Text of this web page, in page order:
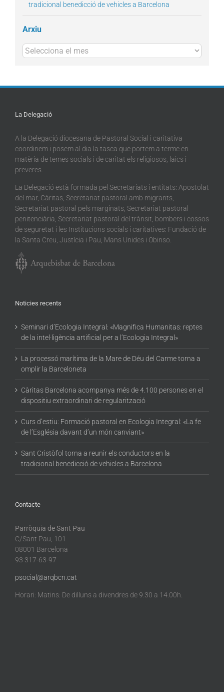
tradicional benedicció de vehicles a Barcelona
Arxiu
Arxius
La Delegació
A la Delegació diocesana de Pastoral Social i caritativa
coordinem i posem al dia la tasca que portem a terme en
matèria de temes socials i de caritat els religiosos, laics i
preveres.
La Delegació està formada pel Secretariats i entitats: Apostolat
del mar, Càritas, Secretariat pastoral amb migrants,
Secretariat pastoral pels marginats, Secretariat pastoral
penitenciària, Secretariat pastoral del trànsit, bombers i cossos
de seguretat i les Institucions socials i caritatives: Fundació de
la Santa Creu, Justícia i Pau, Mans Unides i Obinso.
Noticies recents
Seminari d’Ecologia Integral: «Magnifica Humanitas: reptes
de la intel·ligència artificial per a l’Ecologia Integral»
La processó marítima de la Mare de Déu del Carme torna a
omplir la Barceloneta
Càritas Barcelona acompanya més de 4.100 persones en el
dispositiu extraordinari de regularització
Curs d’estiu: Formació pastoral en Ecologia Integral: «La fe
de l’Església davant d’un món canviant»
Sant Cristòfol torna a reunir els conductors en la
tradicional benedicció de vehicles a Barcelona
Contacte
Parròquia de Sant Pau
C/Sant Pau, 101
08001 Barcelona
93 317-63-97
psocial@arqbcn.cat
Horari: Matins: De dilluns a divendres de 9.30 a 14.00h.